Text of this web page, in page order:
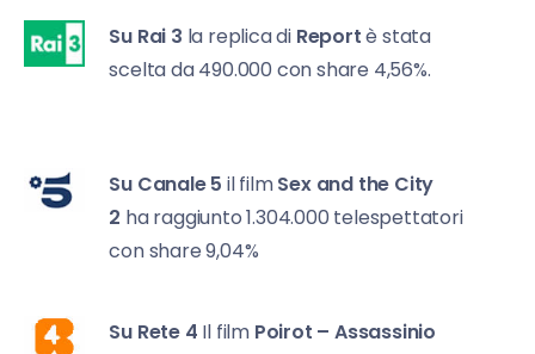
Su Rai 3 la replica di Reportè stata
scelta da 490.000 con share 4,56%.
Su Canale 5 il filmSex and the City
2 ha raggiunto 1.304.000 telespettatori
con share 9,04%
Su Rete 4 Il filmPoirot – Assassinio